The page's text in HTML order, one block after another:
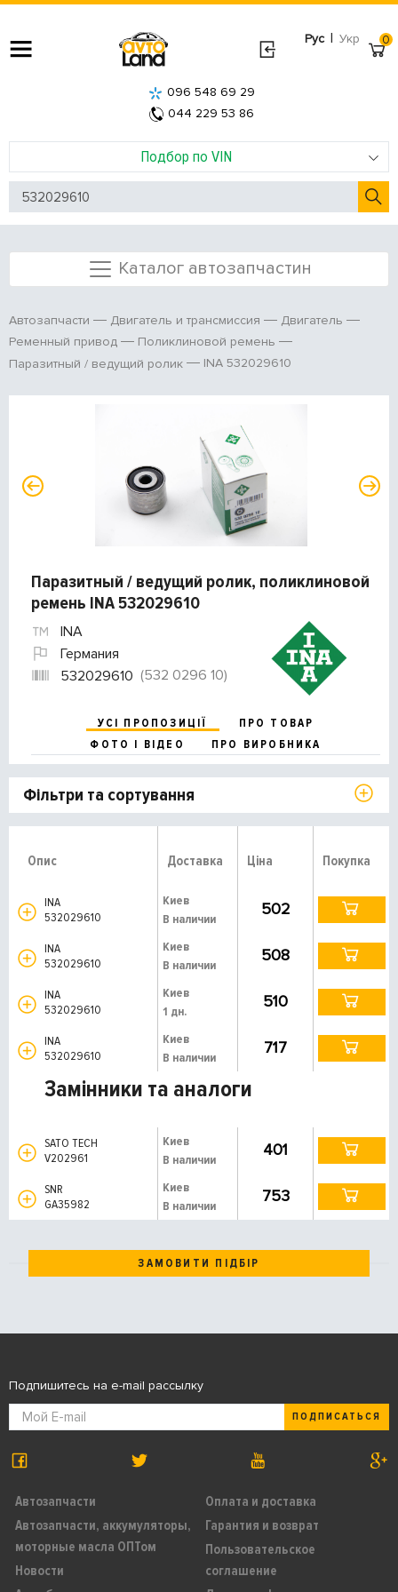
Рус | Укр
Подбор по VIN
096 548 69 29
044 229 53 86
0
Каталог автозапчастин
Автозапчасти Двигатель и трансмиссия
Двигатель
Ременный привод
Поликлиновой ремень
Паразитный / ведущий ролик
INA 532029610
Паразитный / ведущий ролик, поликлиновой
ремень INA 532029610
INA
Германия
532029610 (532 0296 10)
УСІ ПРОПОЗИЦІЇ
ПРО ТОВАР
ФОТО І ВІДЕО
ПРО ВИРОБНИКА
Фільтри та сортування
Опис Доставка Ціна Покупка
INA
532029610
Киев
В наличии
502
INA
532029610
Киев
В наличии
508
INA
532029610
Киев
1 дн.
510
INA
532029610
Киев
В наличии
717
Замінники та аналоги
SATO TECH
V202961
Киев
В наличии
401
SNR
GA35982
Киев
В наличии
753
ЗАМОВИТИ ПІДБІР
Автозапчасти
Автозапчасти, аккумуляторы,
моторные масла ОПТом
Новости
Оплата и доставка
Гарантия и возврат
Пользовательское
соглашение
Подпишитесь на e-mail рассылку
ПОДПИСАТЬСЯ